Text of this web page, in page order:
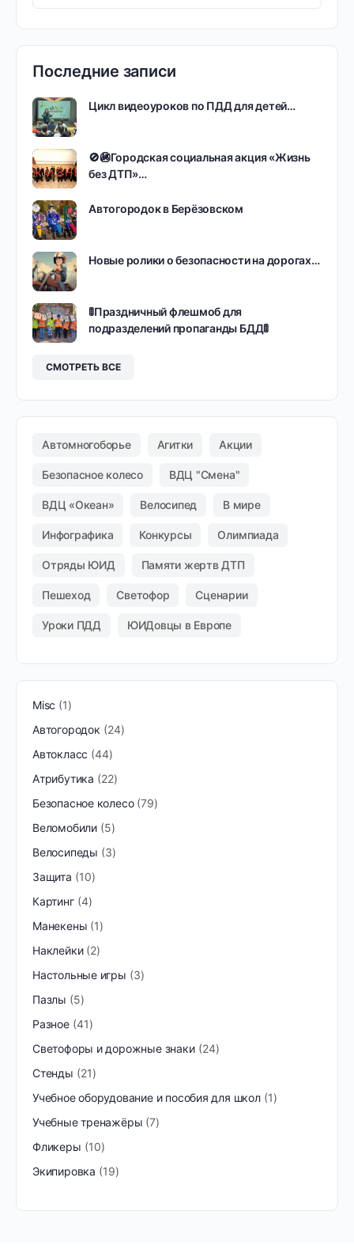
Последние записи
Цикл видеоуроков по ПДД для детей…
🚫🚳Городская социальная акция «Жизнь
без ДТП»…
Автогородок в Берёзовском
Новые ролики о безопасности на дорогах…
🚦Праздничный флешмоб для
подразделений пропаганды БДД🚦
СМОТРЕТЬ ВСЕ
Автомногоборье Агитки Акции
Безопасное колесо ВДЦ "Смена"
ВДЦ «Океан» Велосипед В мире
Инфографика Конкурсы Олимпиада
Отряды ЮИД Памяти жертв ДТП
Пешеход Светофор Сценарии
Уроки ПДД ЮИДовцы в Европе
Misc
1
Автогородок
24
Автокласс 44
Атрибутика
22
Безопасное колесо 79
Веломобили 5
Велосипеды
3
Защита
10
Картинг 4
Манекены 1
Наклейки 2
Настольные игры
3
Пазлы
5
Разное 41
Светофоры и дорожные знаки
24
Стенды
21
Учебное оборудование и пособия для школ 1
Учебные тренажёры 7
Фликеры
10
Экипировка
19